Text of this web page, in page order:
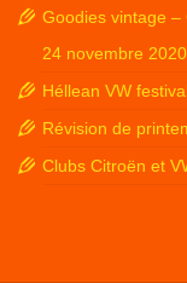
Goodies vintage
24 novembre 2020
Héllean VW festival
Révision de
Clubs Citroën et